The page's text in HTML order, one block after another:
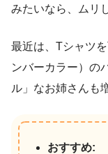
みたいなら、ムリ
最近は、Tシャツ
ンバーカラー）の
ル」なお姉さんも
おすすめ: